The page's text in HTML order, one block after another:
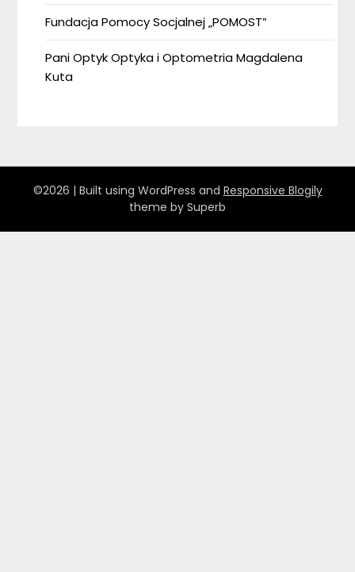
Fundacja Pomocy Socjalnej „POMOST”
Pani Optyk Optyka i Optometria Magdalena
Kuta
©2026 | Built using WordPress and Responsive Blogily
theme by Superb